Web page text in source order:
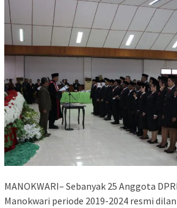
MANOKWARI– Sebanyak 25 Anggota
Manokwari periode 2019-2024 resmi